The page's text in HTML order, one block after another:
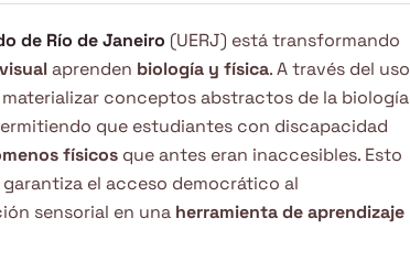
de Río de Janeiro (UERJ) está transformando
aprenden biología y física. A través del uso
conceptos abstractos de la biología
que estudiantes con discapacidad
físicos que antes eran inaccesibles. Esto
garantiza el acceso democrático al
sensorial en una herramienta de aprendizaje